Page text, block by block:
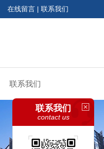
在线留言 | 联系我们
联系我们
联系我们
contact us